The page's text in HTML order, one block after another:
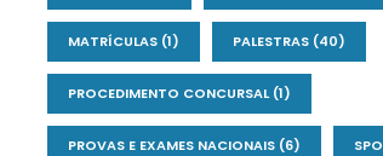
MATRÍCULAS(1) PALESTRAS(40)
PROCEDIMENTO CONCURSAL(1)
PROVAS E EXAMES NACIONAIS(6) SPO